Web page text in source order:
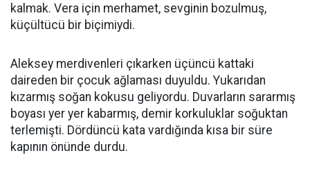
kalmak. Vera için merhamet, sevginin bozulmuş,
küçültücü bir biçimiydi.
Aleksey merdivenleri çıkarken üçüncü kattaki
daireden bir çocuk ağlaması duyuldu. Yukarıdan
kızarmış soğan kokusu geliyordu. Duvarların sararmış
boyası yer yer kabarmış, demir korkuluklar soğuktan
terlemişti. Dördüncü kata vardığında kısa bir süre
kapının önünde durdu.